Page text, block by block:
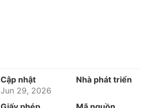
Cập nhật
Jun 29, 2026
Nhà phát triển